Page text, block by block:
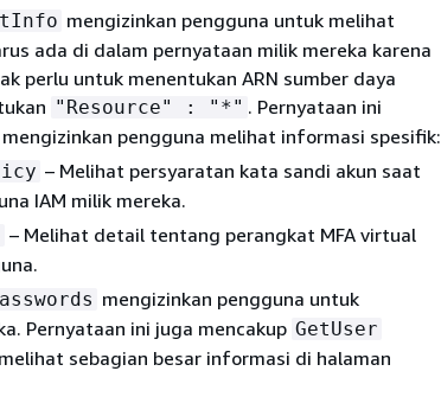
mengizinkan pengguna untuk melihat
ada di dalam pernyataan milik mereka karena
perlu untuk menentukan ARN sumber daya
"Resource" : "*" . Pernyataan ini
pengguna melihat informasi spesifik:
– Melihat persyaratan kata sandi akun saat
IAM milik mereka.
– Melihat detail tentang perangkat MFA virtual
mengizinkan pengguna untuk
Pernyataan ini juga mencakup GetUser
sebagian besar informasi di halaman